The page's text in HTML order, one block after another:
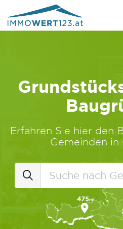
Erfahren Sie hier den
Gemeinden in